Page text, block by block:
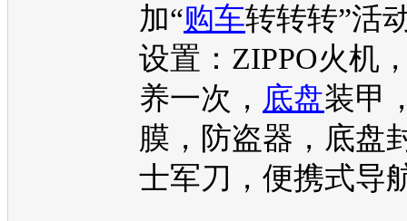
加“购车转转转”活
设置：ZIPPO火机
养一次， 底盘装甲
膜，防盗器， 底盘
士军刀，便携式导